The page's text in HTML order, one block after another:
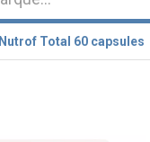
Nutrof Total 60 capsules